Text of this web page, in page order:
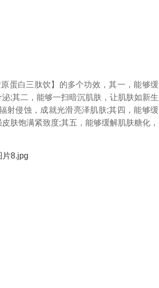
白三肽饮】的多个功效，其一，能够缓
;其二，能够一扫暗沉肌肤，让肌肤如新生
射侵蚀，成就光滑亮泽肌肤;其四，能够缓
肤饱满紧致度;其五，能够缓解肌肤糖化，